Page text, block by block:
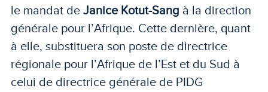
le mandat de Janice Kotut-Sang à la direction
générale pour l’Afrique. Cette dernière, quant
à elle, substituera son poste de directrice
régionale pour l’Afrique de l’Est et du Sud à
celui de directrice générale de PIDG